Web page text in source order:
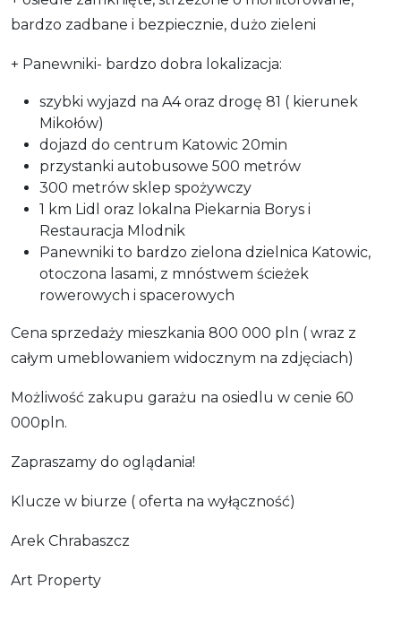
bardzo zadbane i bezpiecznie, dużo zieleni
+ Panewniki- bardzo dobra lokalizacja:
szybki wyjazd na A4 oraz drogę 81 ( kierunek
Mikołów)
dojazd do centrum Katowic 20min
przystanki autobusowe 500 metrów
300 metrów sklep spożywczy
1 km Lidl oraz lokalna Piekarnia Borys i
Restauracja Mlodnik
Panewniki to bardzo zielona dzielnica Katowic,
otoczona lasami, z mnóstwem ścieżek
rowerowych i spacerowych
Cena sprzedaży mieszkania 800 000 pln ( wraz z
całym umeblowaniem widocznym na zdjęciach)
Możliwość zakupu garażu na osiedlu w cenie 60
000pln.
Zapraszamy do oglądania!
Klucze w biurze ( oferta na wyłączność)
Arek Chrabaszcz
Art Property